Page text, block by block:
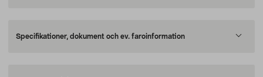
Specifikationer, dokument och ev. faroinformation